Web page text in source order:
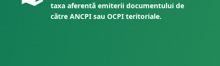
taxa aferentă emiterii documentului de
către ANCPI sau OCPI teritoriale.